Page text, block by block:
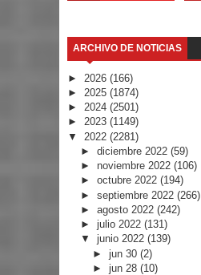
ARCHIVO DE NOTICIAS
► 2026 (166)
► 2025 (1874)
► 2024 (2501)
► 2023 (1149)
▼ 2022 (2281)
► diciembre 2022 (59)
► noviembre 2022 (106)
► octubre 2022 (194)
► septiembre 2022 (266)
► agosto 2022 (242)
► julio 2022 (131)
▼ junio 2022 (139)
►jun 30(2)
►jun 28(10)